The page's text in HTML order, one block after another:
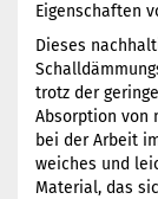
Eigenschaften
Dieses
trotz der
Absorption von
bei der Arbeit
weiches und
Material, das